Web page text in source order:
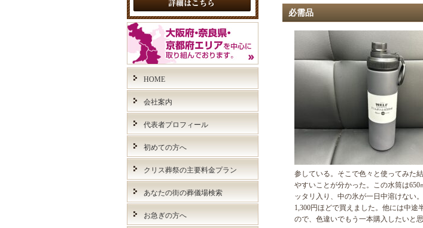
必需品
参している。そこで色々と使ってみた
やすいことが分かった。この水筒は
ッタリ入り、中の氷が一日中溶けない
1,300円ほどで買えました。他には中
ので、色違いでもう一本購入したいと
HOME
会社案内
代表者プロフィール
初めての方へ
クリス葬祭の主要料金プラン
あなたの街の葬儀場検索
お急ぎの方へ